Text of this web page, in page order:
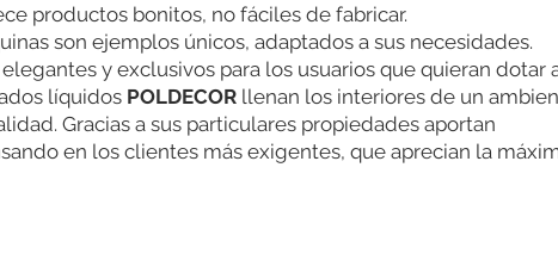
productos bonitos, no fáciles de fabricar.
son ejemplos únicos, adaptados a sus necesidades.
y exclusivos para los usuarios que quieran dotar
líquidos POLDECOR llenan los interiores de un
Gracias a sus particulares propiedades aportan
en los clientes más exigentes, que aprecian la